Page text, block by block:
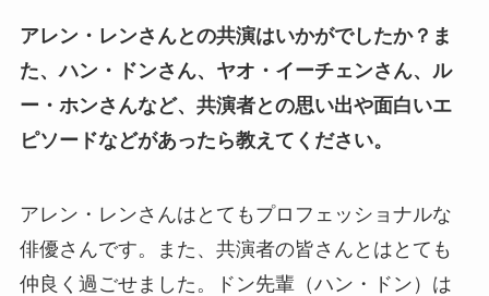
アレン・レンさんとの共演はいかがでしたか？ま
た、ハン・ドンさん、ヤオ・イーチェンさん、ル
ー・ホンさんなど、共演者との思い出や面白いエ
ピソードなどがあったら教えてください。
アレン・レンさんはとてもプロフェッショナルな
俳優さんです。また、共演者の皆さんとはとても
仲良く過ごせました。ドン先輩（ハン・ドン）は